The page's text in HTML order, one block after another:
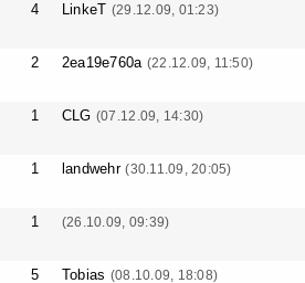
4 LinkeT (29.12.09, 01:23)
2 2ea19e760a (22.12.09, 11:50)
1 CLG (07.12.09, 14:30)
1 landwehr(30.11.09, 20:05)
1 (26.10.09, 09:39)
5 Tobias (08.10.09, 18:08)